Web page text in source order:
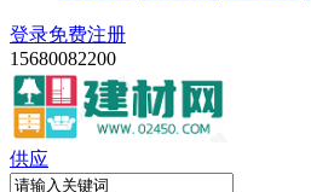
登录免费注册
15680082200
供应